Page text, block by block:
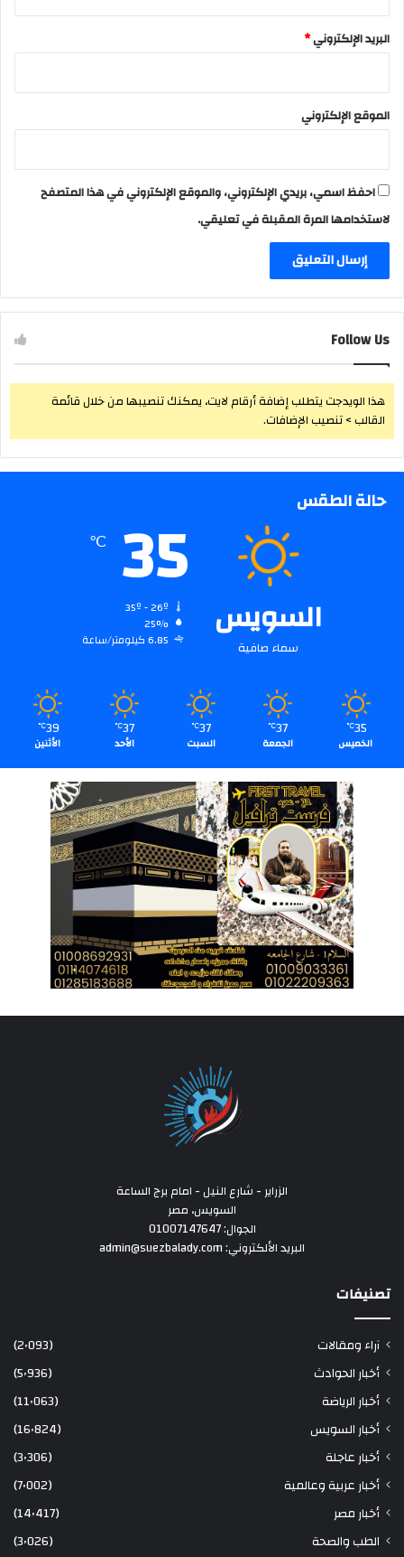
البريد الإلكتروني*
الموقع الإلكتروني
احفظ اسمي، بريدي الإلكتروني، والموقع الإلكتروني في هذا المتصفح
لاستخدامها المرة المقبلة في تعليقي.
Follow Us
هذا الويدجت يتطلب إضافة أرقام لايت، يمكنك تنصيبها من خلال قائمة
القالب > تنصيب الإضافات.
حالة الطقس
السويس
سماء صافية
35
℃
25%
6.85 كيلومتر/ساعة
35
℃
الخميس
37
℃
الجمعة
37
℃
السبت
37
℃
الأحد
39
℃
الأثنين
الزراير - شارع النيل - امام برج الساعة
السويس، مصر
الجوال: 01007147647
البريد الألكتروني: admin@suezbalady.com
تصنيفات
آراء ومقالات
(2٬093)
أخبار الحوادث
(5٬936)
أخبار الرياضة
(11٬063)
أخبار السويس
(16٬824)
أخبار عاجلة
(3٬306)
أخبار عربية وعالمية
(7٬002)
أخبار مصر
(14٬417)
الطب والصحة
(3٬026)